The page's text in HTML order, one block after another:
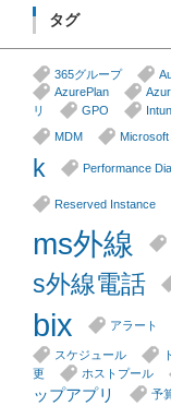
タグ
365グループ
AzurePlan
リ
GPO
MDM
k
Performance
Reserved Instance
ms外線
s外線電話
bix
アラート
スケジュール
更
ホストプール
ップアプリ
予